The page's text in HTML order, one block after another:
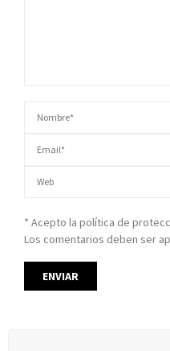
* Acepto la política de
Los comentarios deben ser